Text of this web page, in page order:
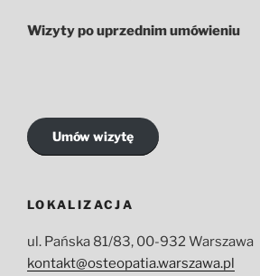
Wizyty po uprzednim umówieniu
Umów wizytę
LOKALIZACJA
ul. Pańska 81/83, 00-932 Warszawa
kontakt@osteopatia.warszawa.pl